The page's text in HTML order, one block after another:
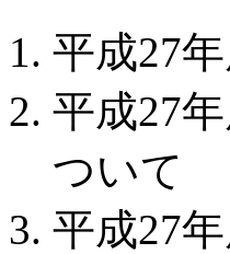
平成27
平成27
ついて
平成27